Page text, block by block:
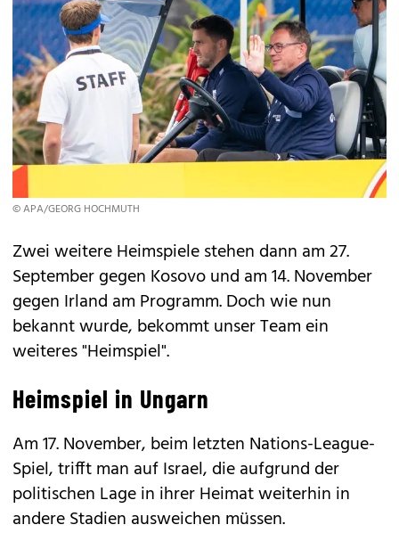
© APA/GEORG HOCHMUTH
Zwei weitere Heimspiele stehen dann am 27.
September gegen Kosovo und am 14. November
gegen Irland am Programm. Doch wie nun
bekannt wurde, bekommt unser Team ein
weiteres "Heimspiel".
Heimspiel in Ungarn
Am 17. November, beim letzten Nations-League-
Spiel, trifft man auf Israel, die aufgrund der
politischen Lage in ihrer Heimat weiterhin in
andere Stadien ausweichen müssen.